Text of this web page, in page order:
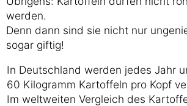
werden.
Denn dann sind sie nicht nur
sogar giftig!
In Deutschland werden jedes Jahr
60 Kilogramm Kartoffeln pro Kopf
Im weltweiten Vergleich des